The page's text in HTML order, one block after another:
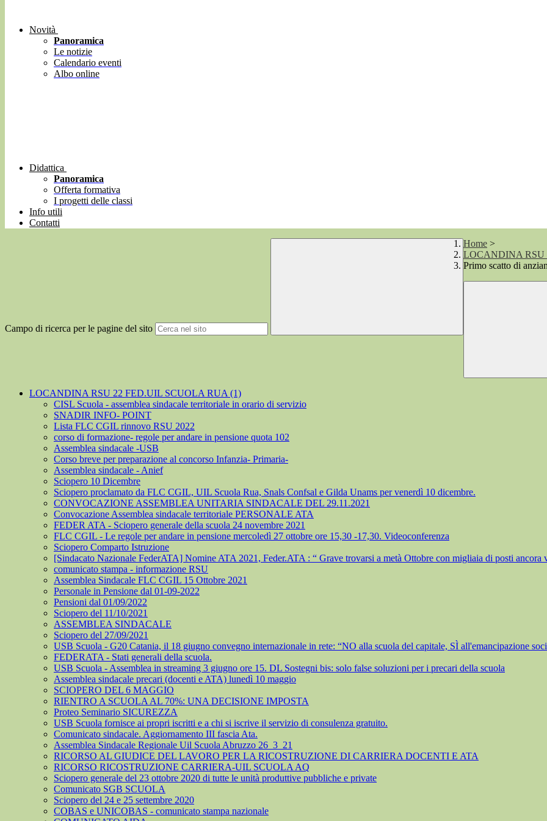
Novità
Panoramica
Le notizie
Calendario eventi
Albo online
Didattica
Panoramica
Offerta formativa
I progetti delle classi
Info utili
Contatti
Campo di ricerca per le pagine del sito
Home >
LOCANDINA RSU
Primo scatto di
LOCANDINA RSU 22 FED.UIL SCUOLA RUA (1)
CISL Scuola - assemblea sindacale territoriale in orario di servizio
SNADIR INFO- POINT
Lista FLC CGIL rinnovo RSU 2022
corso di formazione- regole per andare in pensione quota 102
Assemblea sindacale -USB
Corso breve per preparazione al concorso Infanzia- Primaria-
Assemblea sindacale - Anief
Sciopero 10 Dicembre
Sciopero proclamato da FLC CGIL, UIL Scuola Rua, Snals Confsal e Gilda Unams per venerdì 10 dicembre.
CONVOCAZIONE ASSEMBLEA UNITARIA SINDACALE DEL 29.11.2021
Convocazione Assemblea sindacale territoriale PERSONALE ATA
FEDER ATA - Sciopero generale della scuola 24 novembre 2021
FLC CGIL - Le regole per andare in pensione mercoledì 27 ottobre ore 15,30 -17,30. Videoconferenza
Sciopero Comparto Istruzione
[Sindacato Nazionale FederATA] Nomine ATA 2021, Feder.ATA : “ Grave trovarsi a metà Ottobre con migliaia di posti ancora
comunicato stampa - informazione RSU
Assemblea Sindacale FLC CGIL 15 Ottobre 2021
Personale in Pensione dal 01-09-2022
Pensioni dal 01/09/2022
Sciopero del 11/10/2021
ASSEMBLEA SINDACALE
Sciopero del 27/09/2021
USB Scuola - G20 Catania, il 18 giugno convegno internazionale in rete: “NO alla scuola del capitale, SÌ all'emancipazione
FEDERATA - Stati generali della scuola.
USB Scuola - Assemblea in streaming 3 giugno ore 15. DL Sostegni bis: solo false soluzioni per i precari della scuola
Assemblea sindacale precari (docenti e ATA) lunedì 10 maggio
SCIOPERO DEL 6 MAGGIO
RIENTRO A SCUOLA AL 70%: UNA DECISIONE IMPOSTA
Proteo Seminario SICUREZZA
USB Scuola fornisce ai propri iscritti e a chi si iscrive il servizio di consulenza gratuito.
Comunicato sindacale. Aggiornamento III fascia Ata.
Assemblea Sindacale Regionale Uil Scuola Abruzzo 26_3_21
RICORSO AL GIUDICE DEL LAVORO PER LA RICOSTRUZIONE DI CARRIERA DOCENTI E ATA
RICORSO RICOSTRUZIONE CARRIERA-UIL SCUOLA AQ
Sciopero generale del 23 ottobre 2020 di tutte le unità produttive pubbliche e private
Comunicato SGB SCUOLA
Sciopero del 24 e 25 settembre 2020
COBAS e UNICOBAS - comunicato stampa nazionale